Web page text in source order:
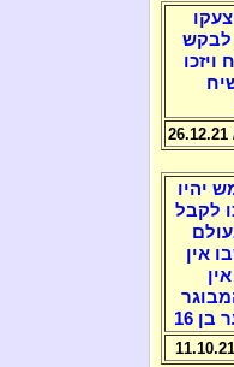
לבקש
יהיו
לקבל
אין
בן 16